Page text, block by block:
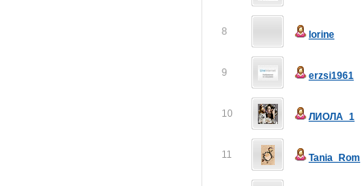
8 lorine
9 erzsi1961
10 ЛИОЛА_1
11 Tania_Rom